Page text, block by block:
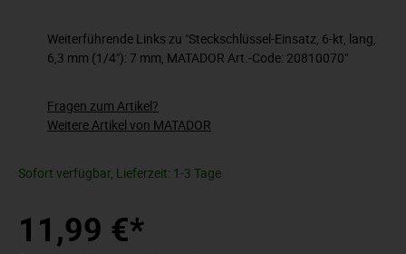
Weiterführende Links zu "Steckschlüssel-Einsatz, 6-kt, lang,
6,3 mm (1/4"): 7 mm, MATADOR Art.-Code: 20810070"
Fragen zum Artikel?
Weitere Artikel von MATADOR
Sofort verfügbar, Lieferzeit: 1-3 Tage
11,99 €*